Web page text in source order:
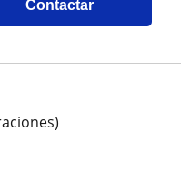
Contactar